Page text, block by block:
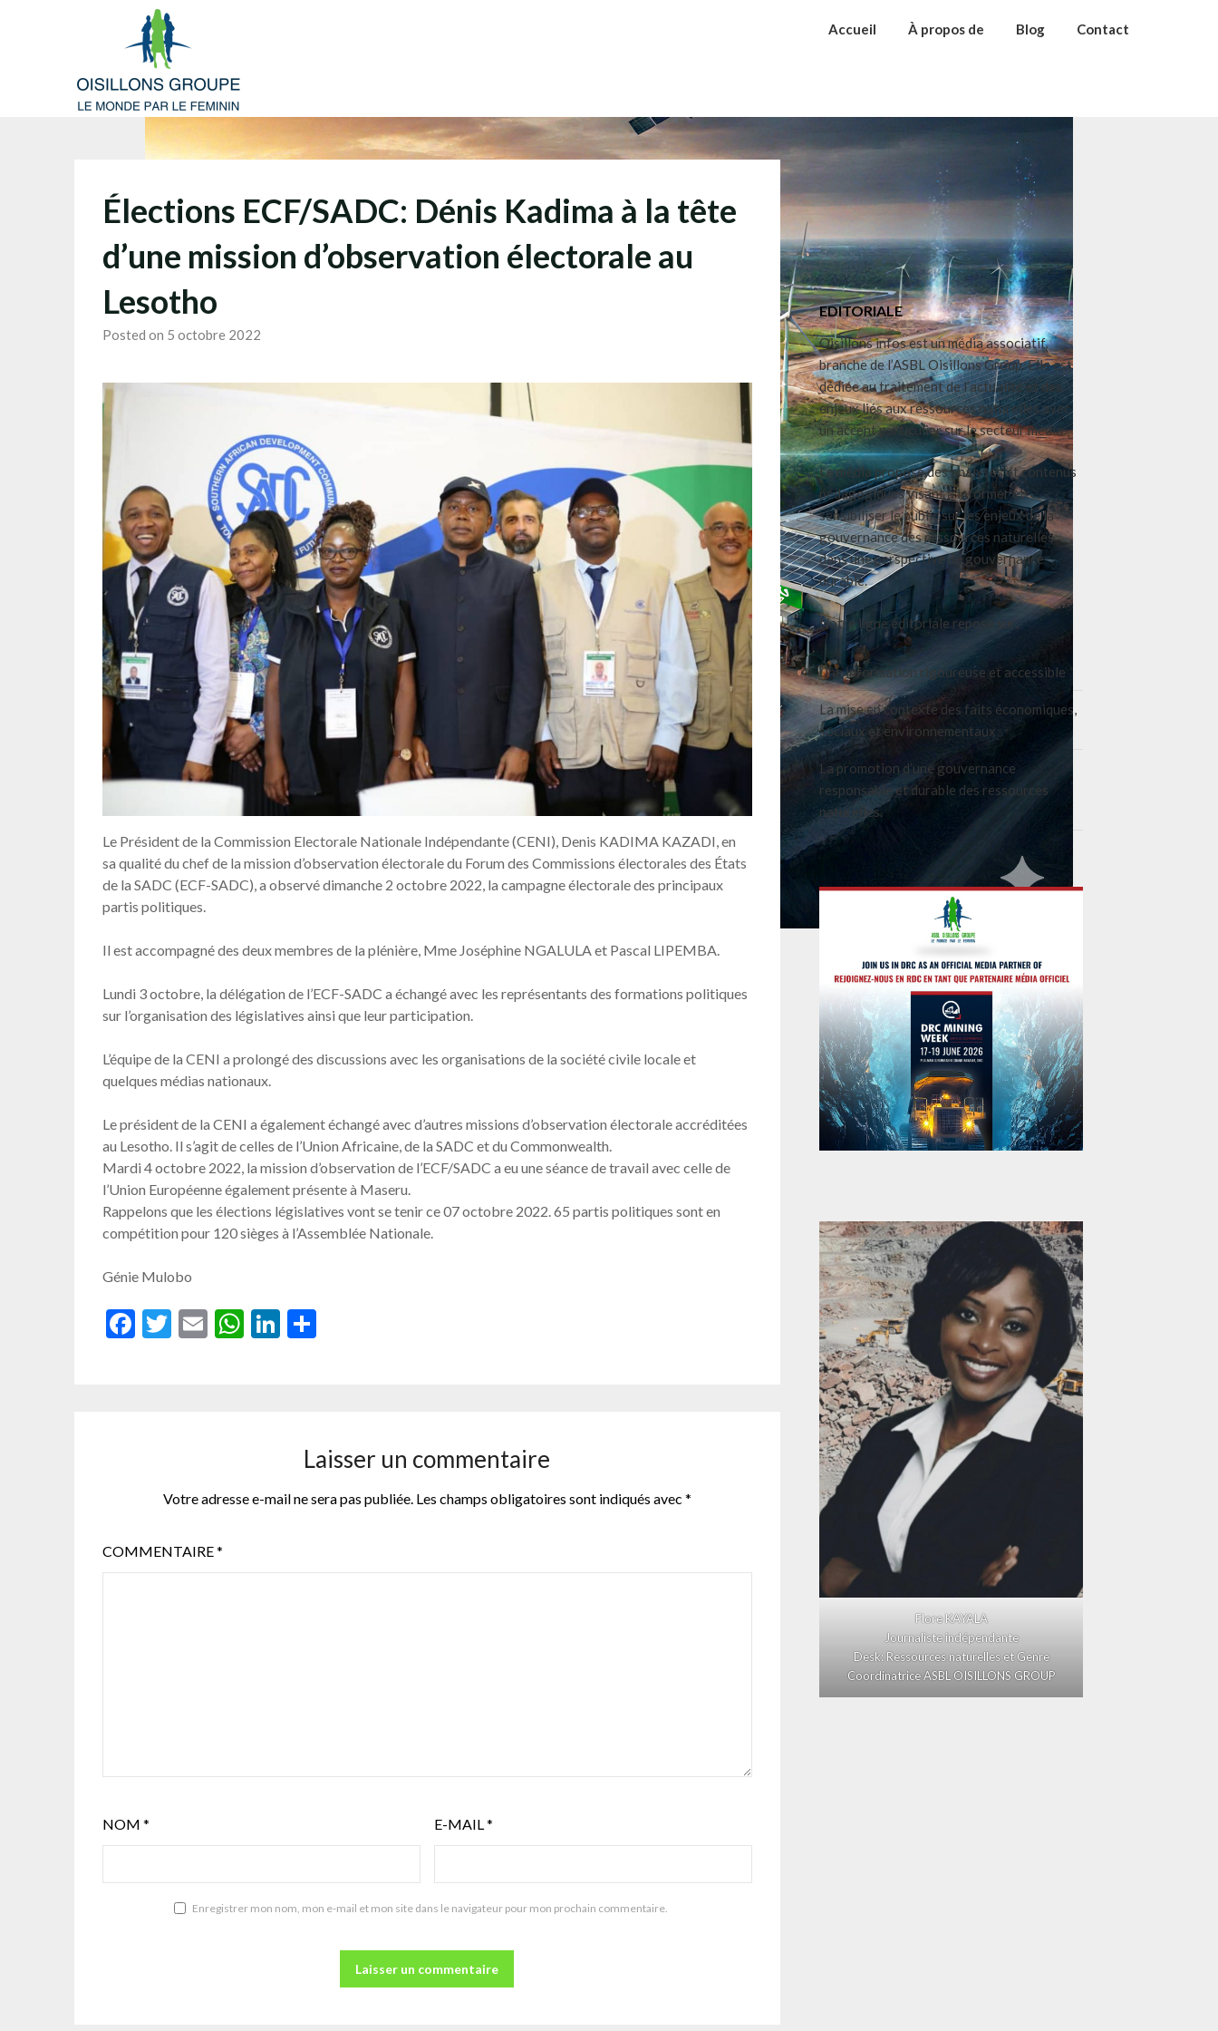
Accueil À propos de Blog Contact
Élections ECF/SADC: Dénis Kadima à la tête
d’une mission d’observation électorale au
Lesotho
Posted on 5 octobre 2022
Le Président de la Commission Electorale Nationale Indépendante (CENI), Denis KADIMA KAZADI, en
sa qualité du chef de la mission d’observation électorale du Forum des Commissions électorales des États
de la SADC (ECF-SADC), a observé dimanche 2 octobre 2022, la campagne électorale des principaux
partis politiques.
Il est accompagné des deux membres de la plénière, Mme Joséphine NGALULA et Pascal LIPEMBA.
Lundi 3 octobre, la délégation de l’ECF-SADC a échangé avec les représentants des formations politiques
sur l’organisation des législatives ainsi que leur participation.
L’équipe de la CENI a prolongé des discussions avec les organisations de la société civile locale et
quelques médias nationaux.
Le président de la CENI a également échangé avec d’autres missions d’observation électorale accréditées
au Lesotho. Il s’agit de celles de l’Union Africaine, de la SADC et du Commonwealth.
Mardi 4 octobre 2022, la mission d’observation de l’ECF/SADC a eu une séance de travail avec celle de
l’Union Européenne également présente à Maseru.
Rappelons que les élections législatives vont se tenir ce 07 octobre 2022. 65 partis politiques sont en
compétition pour 120 sièges à l’Assemblée Nationale.
Génie Mulobo
Facebook
Twitter
EmailWhatsApp
LinkedIn
Laisser un commentaire
Votre adresse e-mail ne sera pas publiée. Les champs obligatoires sont indiqués avec *
COMMENTAIRE*
NOM* E-MAIL*
Enregistrer mon nom, mon e-mail et mon site dans le navigateur pour mon prochain commentaire.
EDITORIALE
Oisillons infos est un média associatif,
branche de l’ASBL Oisillons Group. Elle est
dédiée au traitement de l’actualité et des
enjeux liés aux ressources naturelles avec
un accent particulier sur le secteur média.
Le média propose des analyses et contenus
pédagogiques visant à informer et
sensibiliser le public sur les enjeux de la
gouvernance des ressources naturelles
dans une perspective de gouvernance
durable.
Notre ligne éditoriale repose sur:
Une information rigoureuse et accessible
La mise en contexte des faits économiques,
sociaux et environnementaux
La promotion d’une gouvernance
responsable et durable des ressources
naturelles.
Flore KAYALA
Journaliste indépendante
Desk: Ressources naturelles et Genre
Coordinatrice ASBL OISILLONS GROUP